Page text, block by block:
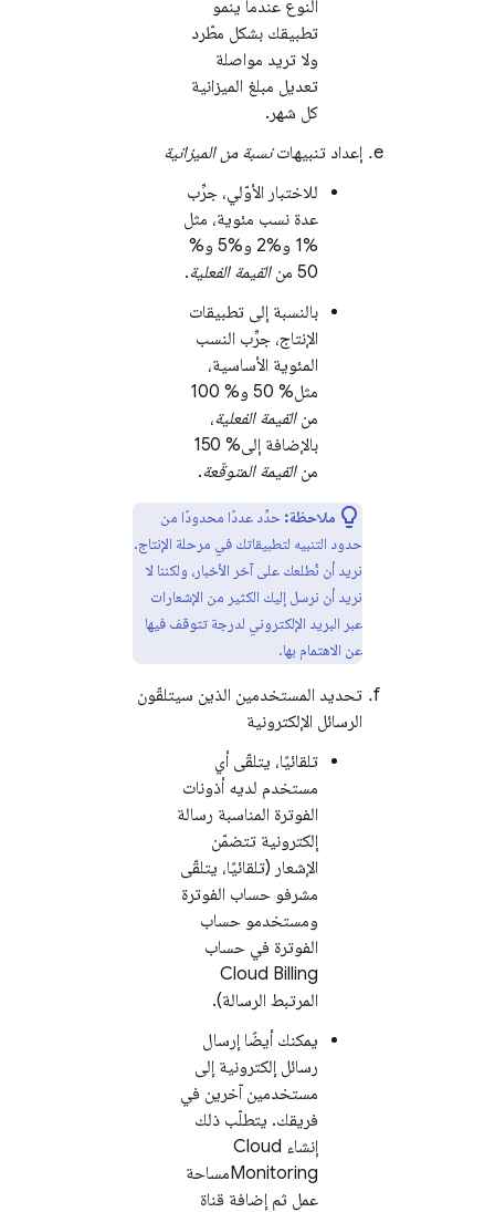
النوع عندما ينمو
تطبيقك بشكل مطّرد
ولا تريد مواصلة
تعديل مبلغ الميزانية
كل شهر.
إعداد تنبيهاتنسبة من الميزانية
للاختبار الأوّلي، جرِّب
عدة نسب مئوية، مثل
%1 و%2 و%5 و%
50 من
القيمة الفعلية.
بالنسبة إلى تطبيقات
الإنتاج، جرِّب النسب
المئوية الأساسية،
مثل% 50 و% 100
منالقيمة الفعلية،
بالإضافة إلى% 150
منالقيمة المتوقّعة.
ملاحظة: حدِّد عددًا محدودًا من
حدود التنبيه لتطبيقاتك في مرحلة الإنتاج.
نريد أن نُطلعك على آخر الأخبار، ولكننا لا
نريد أن نرسل إليك الكثير من الإشعارات
عبر البريد الإلكتروني لدرجة تتوقف فيها
عن الاهتمام بها.
تحديد المستخدمين الذين سيتلقّون
الرسائل الإلكترونية
تلقائيًا، يتلقّى أي
مستخدم لديه أذونات
الفوترة المناسبة رسالة
إلكترونية تتضمّن
الإشعار (تلقائيًا، يتلقّى
مشرفو حساب الفوترة
ومستخدمو حساب
الفوترة في حساب
Cloud Billing
المرتبط الرسالة).
يمكنك أيضًا إرسال
رسائل إلكترونية إلى
مستخدمين آخرين في
فريقك. يتطلّب ذلك
إنشاء Cloud
Monitoringمساحة
عمل ثم إضافة قناة